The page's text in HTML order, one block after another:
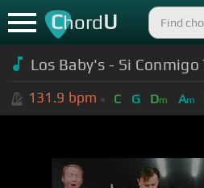
ChordU
Los Baby's - Si
131.9 bpm C G Dm Am